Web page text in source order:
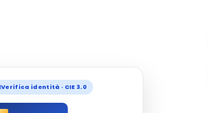
Verifica identità · CIE 3.0